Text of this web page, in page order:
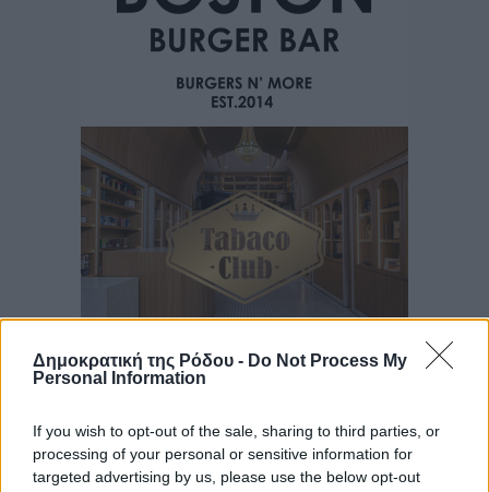
Δημοκρατική της Ρόδου - Do Not Process My
Personal Information
If you wish to opt-out of the sale, sharing to third parties, or
processing of your personal or sensitive information for
targeted advertising by us, please use the below opt-out
Η Meridiam ξεκλειδώνει τις έρευνες βυθού στη